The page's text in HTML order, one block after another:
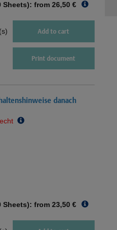
Sheets): from 26,50 €
Add to cart
Print document
danach
Sheets): from 23,50 €